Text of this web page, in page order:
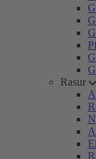
Rasur